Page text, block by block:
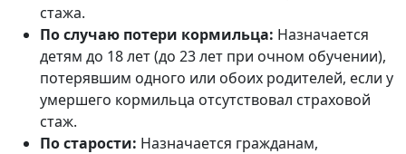
стажа.
По случаю потери кормильца: Назначается
детям до 18 лет (до 23 лет при очном обучении),
потерявшим одного или обоих родителей, если у
умершего кормильца отсутствовал страховой
стаж.
По старости: Назначается гражданам,